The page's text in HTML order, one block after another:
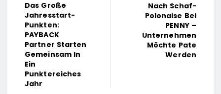
Das Große
Jahresstart-
Punkten:
PAYBACK
Partner Starten
Gemeinsam In
Ein
Punktereiches
Jahr
Nach Schaf-
Polonaise Bei
PENNY –
Unternehmen
Möchte Pate
Werden